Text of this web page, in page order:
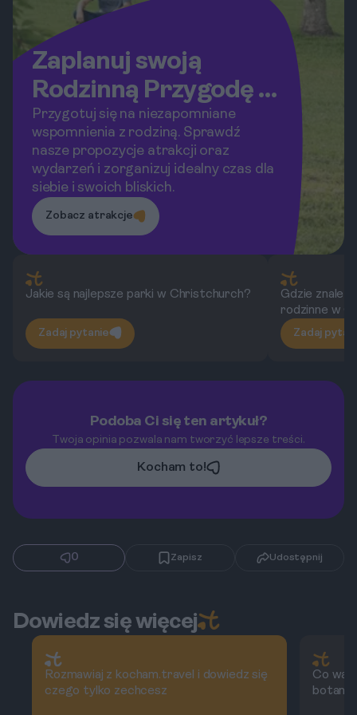
Zaplanuj swoją
Rodzinną Przygodę w
Christchurch!
Przygotuj się na niezapomniane
wspomnienia z rodziną. Sprawdź
nasze propozycje atrakcji oraz
wydarzeń i zorganizuj idealny czas dla
siebie i swoich bliskich.
Zobacz atrakcje
Jakie są najlepsze parki w Christchurch?
Zadaj pytanie
Gdzie
rodzinne w
Zadaj
Podoba Ci się ten artykuł?
Twoja opinia pozwala nam tworzyć lepsze treści.
Kocham to!
0 Zapisz Udostępnij
Dowiedz się więcej
Rozmawiaj z kocham.travel i dowiedz się
czego tylko zechcesz
Co